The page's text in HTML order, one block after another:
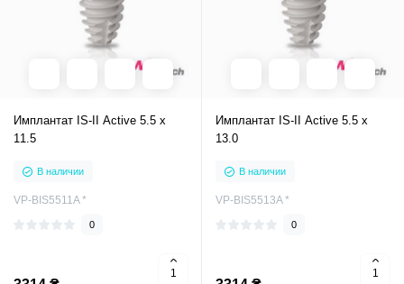
Имплантат IS-II Active 5.5 x
11.5
В наличии
VP-BIS5511A *
0
Имплантат IS-II Active 5.5 x
13.0
В наличии
VP-BIS5513A *
0